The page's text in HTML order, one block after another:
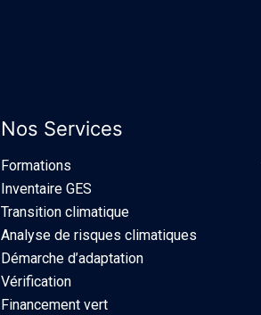
Nos Services
Formations
Inventaire GES
Transition climatique
Analyse de risques climatiques
Démarche d’adaptation
Vérification
Financement vert